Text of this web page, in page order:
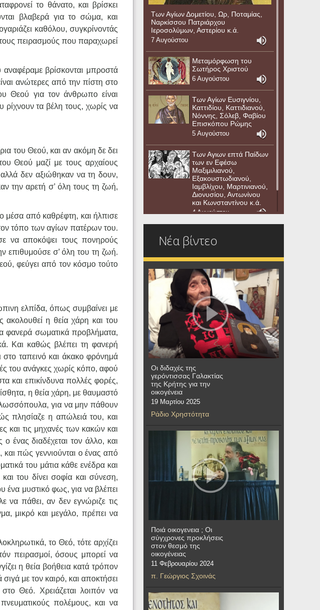
το θάνατο, και βρίσκει
βλαβερά για το σώμα, και
καθόλου, συγκρίνοντάς
τους πειρασμούς που παραχωρεί
βρίσκονται μπροστά
ανώτερες από την πίστη στο
Θεού για τον άνθρωπο είναι
ρίχνουν τα βέλη τους, χωρίς να
του Θεού, και αν ακόμη δε δει
Θεού μαζί με τους αρχαίους
αλλά δεν αξιώθηκαν να τη δουν,
την αρετή σ’ όλη τους τη ζωή,
μέσα από καθρέφτη, και ήλπισε
τόπο των αγίων πατέρων του.
να αποκόψει τους πονηρούς
επιθυμούσε σ’ όλη του τη ζωή.
φεύγει από τον κόσμο τούτο
ελπίδα, όπως συμβαίνει με
η θεία χάρη και του
φανερά σωματικά προβλήματα,
Και καθώς βλέπει τη φανερή
στο ταπεινό και άκακο φρόνημά
του ανάγκες χωρίς κόπο, αφού
και επικίνδυνα πολλές φορές,
η θεία χάρη, με θαυμαστό
για να μην πάθουν
πλησίαζε η απώλειά του, και
και τις μηχανές των κακών και
ένας διαδέχεται τον άλλο, και
πώς γεννιούνται ο ένας από
του μάτια κάθε ενέδρα και
του δίνει σοφία και σύνεση,
ένα μυστικό φως, για να βλέπει
να πάθει, αν δεν εγνώριζε τις
μικρό και μεγάλο, πρέπει να
το Θεό, τότε αρχίζει
πειρασμοί, όσους μπορεί να
η θεία βοήθεια κατά τρόπον
με τον καιρό, και αποκτήσει
Θεό. Χρειάζεται λοιπόν να
πολέμους, και να
Των Αγίων Δομετίου, Ωρ, Ποταμίας,
Ναρκίσσου Πατριάρχου
Ιεροσολύμων, Αστερίου κ.ά.
7 Αυγούστου
Μεταμόρφωση του
Σωτήρος Χριστού
6 Αυγούστου
Των Αγίων Ευσιγνίου,
Καττιδίου, Καττιδιανού,
Νόννης, Σόλεβ, Φαβίου
Επισκόπου Ρώμης
5 Αυγούστου
Των Αγιων επτά Παίδων
των εν Εφέσω
Μαξιμιλιανού,
Εξακουστωδιανού,
Ιαμβλίχου, Μαρτινιανού,
Διονυσίου, Αντωνίνου
και Κωνσταντίνου κ.ά.
4 Αυγούστου
Νέα βίντεο
Οι διδαχές της
γερόντισσας Γαλακτίας
της Κρήτης για την
οικογένεια
19 Μαρτίου 2025
Ράδιο Χρηστότητα
Ποιά οικογενεια ; Οι
σύγχρονες προκλήσεις
στον θεσμό της
οικογένειας
11 Φεβρουαρίου 2024
π. Γεώργιος Σχοινάς